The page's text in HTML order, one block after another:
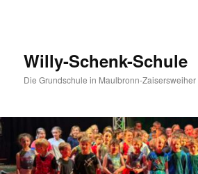
Willy-Schenk-Schule
Die Grundschule in Maulbronn-Zaisersweiher